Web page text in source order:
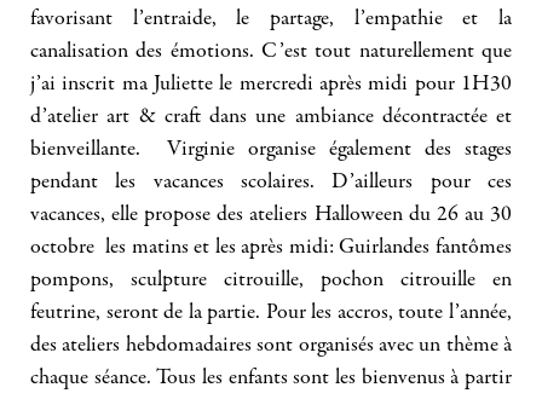
favorisant l’entraide, le partage, l’empathie et la
canalisation des émotions. C’est tout naturellement que
j’ai inscrit ma Juliette le mercredi après midi pour 1H30
d’atelier art & craft dans une ambiance décontractée et
bienveillante. Virginie organise également des stages
pendant les vacances scolaires. D’ailleurs pour ces
vacances, elle propose des ateliers Halloween du 26 au 30
octobre les matins et les après midi: Guirlandes fantômes
pompons, sculpture citrouille, pochon citrouille en
feutrine, seront de la partie. Pour les accros, toute l’année,
des ateliers hebdomadaires sont organisés avec un thème à
chaque séance. Tous les enfants sont les bienvenus à partir